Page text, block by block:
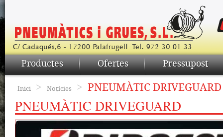
Productes Ofertes Pressupost
Inici > Notícies > PNEUMÀTIC DRIVEGUARD
PNEUMÀTIC DRIVEGUARD